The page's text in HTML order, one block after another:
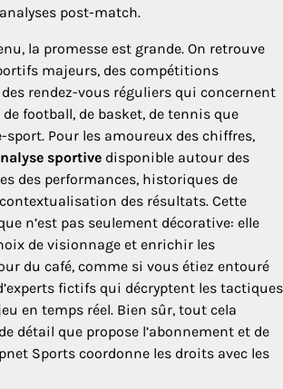
post-match.
la promesse est grande. On retrouve
majeurs, des compétitions
rendez-vous réguliers qui concernent
football, de basket, de tennis que
sport. Pour les amoureux des chiffres,
sportive disponible autour des
des performances, historiques de
des résultats. Cette
n’est pas seulement décorative: elle
de visionnage et enrichir les
du café, comme si vous étiez entouré
fictifs qui décryptent les tactiques
en temps réel. Bien sûr, tout cela
détail que propose l’abonnement et de
Sports coordonne les droits avec les